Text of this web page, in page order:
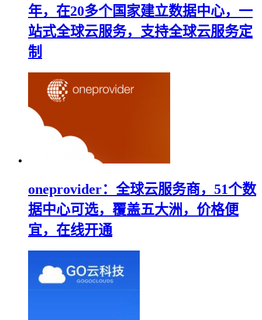
年，在20多个国家建立数据中心，一
站式全球云服务，支持全球云服务定
制
oneprovider：全球云服务商，51个数
据中心可选，覆盖五大洲，价格便
宜，在线开通